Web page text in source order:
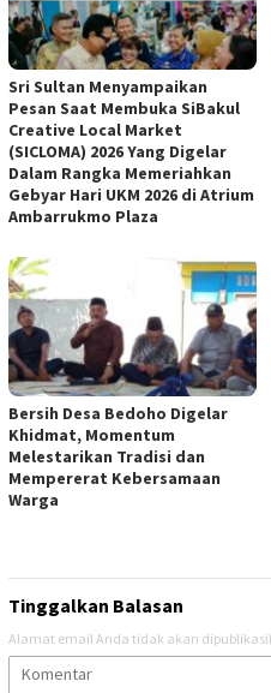
Sri Sultan Menyampaikan
Pesan Saat Membuka SiBakul
Creative Local Market
(SICLOMA) 2026 Yang Digelar
Dalam Rangka Memeriahkan
Gebyar Hari UKM 2026 di Atrium
Ambarrukmo Plaza
Bersih Desa Bedoho Digelar
Khidmat, Momentum
Melestarikan Tradisi dan
Mempererat Kebersamaan
Warga
Tinggalkan Balasan
Alamat email Anda tidak akan